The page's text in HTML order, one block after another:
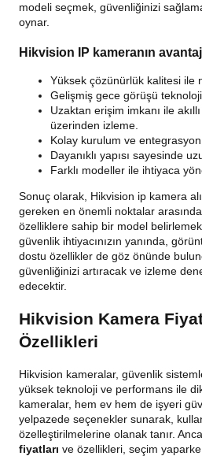
modeli seçmek, güvenliğinizi
oynar.
Hikvision IP kameranın
Yüksek çözünürlük kalitesi ile
Gelişmiş gece görüşü
Uzaktan erişim imkanı ile
üzerinden izleme.
Kolay kurulum ve entegrasyon
Dayanıklı yapısı sayesinde
Farklı modeller ile ihtiyaca
Sonuç olarak, Hikvision ip kamera
gereken en önemli noktalar
özelliklere sahip bir model
güvenlik ihtiyacınızın yanında,
dostu özellikler de göz önünde
güvenliğinizi artıracak ve izleme
edecektir.
Hikvision Kamera
Özellikleri
Hikvision kameralar, güvenlik
yüksek teknoloji ve performans ile
kameralar, hem ev hem de işyeri
yelpazede seçenekler sunarak,
özelleştirilmelerine olanak tanır.
fiyatları ve özellikleri, seçim